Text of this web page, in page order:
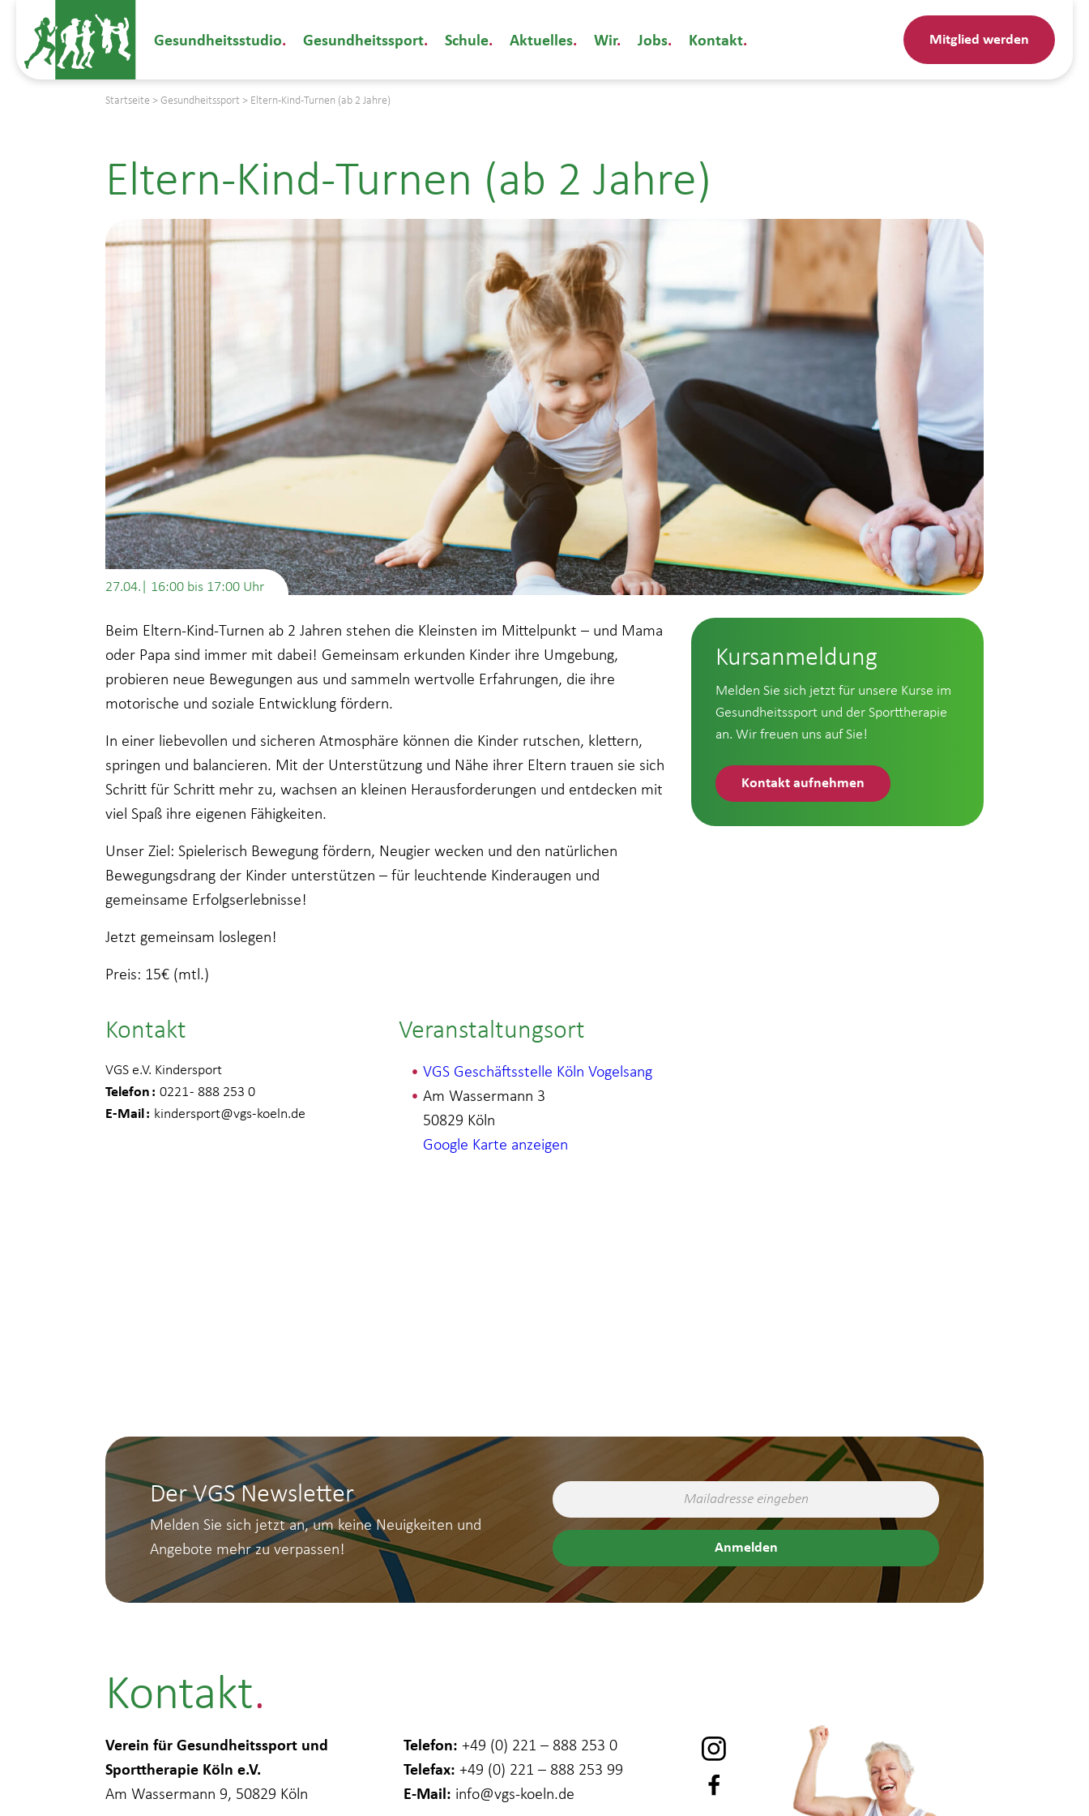
Gesundheitsstudio Gesundheitssport Schule Aktuelles Wir Jobs Kontakt Mitglied werden
Startseite > Gesundheitssport > Eltern-Kind-Turnen (ab 2 Jahre)
Eltern-Kind-Turnen (ab 2 Jahre)
27.04.| 16:00 bis 17:00
Beim Eltern-Kind-Turnen ab 2 Jahren stehen die Kleinsten im Mittelpunkt – und Mama
oder Papa sind immer mit dabei! Gemeinsam erkunden Kinder ihre Umgebung,
probieren neue Bewegungen aus und sammeln wertvolle Erfahrungen, die ihre
motorische und soziale Entwicklung fördern.
In einer liebevollen und sicheren Atmosphäre können die Kinder rutschen, klettern,
springen und balancieren. Mit der Unterstützung und Nähe ihrer Eltern trauen sie sich
Schritt für Schritt mehr zu, wachsen an kleinen Herausforderungen und entdecken mit
viel Spaß ihre eigenen Fähigkeiten.
Unser Ziel: Spielerisch Bewegung fördern, Neugier wecken und den natürlichen
Bewegungsdrang der Kinder unterstützen – für leuchtende Kinderaugen und
gemeinsame Erfolgserlebnisse!
Jetzt gemeinsam loslegen!
Preis: 15€ (mtl.)
Kursanmeldung
Melden Sie sich jetzt für unsere Kurse im
Gesundheitssport und der Sporttherapie
an. Wir freuen uns auf Sie!
Kontakt aufnehmen
Kontakt
VGS e.V. Kindersport
Telefon 0221 - 888 253 0
E-Mail kindersport@vgs-koeln.de
Veranstaltungsort
VGS Geschäftsstelle Köln Vogelsang
Am Wassermann 3
Köln
50829
Google Karte anzeigen
Der VGS Newsletter
Melden Sie sich jetzt an, um keine Neuigkeiten und
Angebote mehr zu verpassen!
Kontakt
Verein für Gesundheitssport und
Sporttherapie Köln e.V.
Am Wassermann 9, 50829 Köln
Telefon: +49 (0) 221 – 888 253 0
Telefax: +49 (0) 221 – 888 253 99
E-Mail: info@vgs-koeln.de